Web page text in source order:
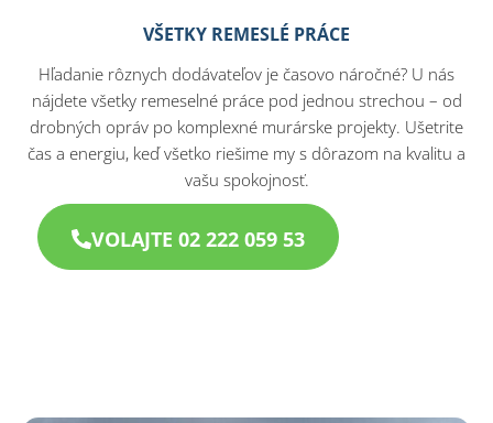
VŠETKY REMESLÉ PRÁCE
Hľadanie rôznych dodávateľov je časovo náročné? U nás
nájdete všetky remeselné práce pod jednou strechou – od
drobných opráv po komplexné murárske projekty. Ušetrite
čas a energiu, keď všetko riešime my s dôrazom na kvalitu a
vašu spokojnosť.
VOLAJTE 02 222 059 53